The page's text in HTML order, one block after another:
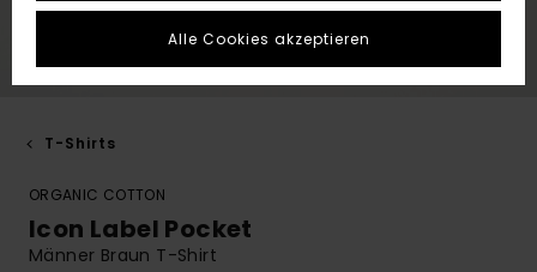
T-Shirts
ORGANIC COTTON
Icon Label Pocket
Männer Braun T-Shirt
Alle Cookies akzeptieren